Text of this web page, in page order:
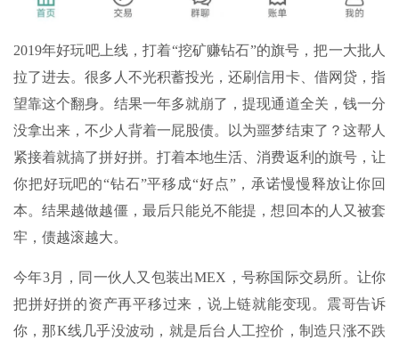
2019年好玩吧上线，打着“挖矿赚钻石”的旗号，把一大批人
拉了进去。很多人不光积蓄投光，还刷信用卡、借网贷，指
望靠这个翻身。结果一年多就崩了，提现通道全关，钱一分
没拿出来，不少人背着一屁股债。以为噩梦结束了？这帮人
紧接着就搞了拼好拼。打着本地生活、消费返利的旗号，让
你把好玩吧的“钻石”平移成“好点”，承诺慢慢释放让你回
本。结果越做越僵，最后只能兑不能提，想回本的人又被套
牢，债越滚越大。
今年3月，同一伙人又包装出MEX，号称国际交易所。让你
把拼好拼的资产再平移过来，说上链就能变现。震哥告诉
你，那K线几乎没波动，就是后台人工控价，制造只涨不跌